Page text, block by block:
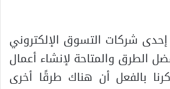
شركات التسوق الإلكتروني
الطرق والمتاحة لإنشاء أعمال
بالفعل أن هناك طرقًا أخرى